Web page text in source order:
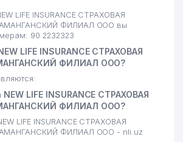
LIFE INSURANCE СТРАХОВАЯ
ФИЛИАЛ ООО вы
90 2232323
LIFE INSURANCE СТРАХОВАЯ
ФИЛИАЛ ООО?
LIFE INSURANCE СТРАХОВАЯ
ФИЛИАЛ ООО?
LIFE INSURANCE СТРАХОВАЯ
ФИЛИАЛ ООО - nli.uz